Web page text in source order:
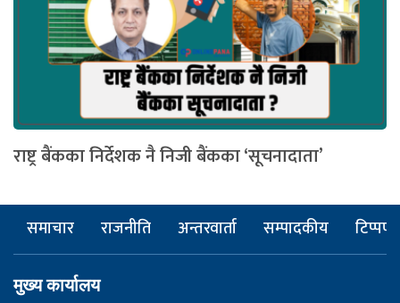
राष्ट्र बैंकका निर्देशक नै निजी बैंकका ‘सूचनादाता’
समाचार राजनीति अन्तरवार्ता सम्पादकीय टिप्पणी
मुख्य कार्यालय